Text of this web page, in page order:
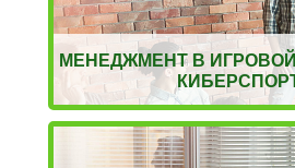
МЕНЕДЖМЕНТ В